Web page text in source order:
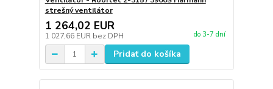
strešný ventilátor
1 264,02 EUR
1 027,66 EUR bez DPH do 3-7 dní
Pridať do košíka